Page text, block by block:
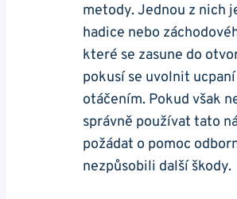
metody. Jednou z nich
hadice nebo
⁣které se zasune do
pokusí se uvolnit
otáčením. ‍Pokud však
správně používat tato
požádat o ⁣pomoc
nezpůsobili další škody.